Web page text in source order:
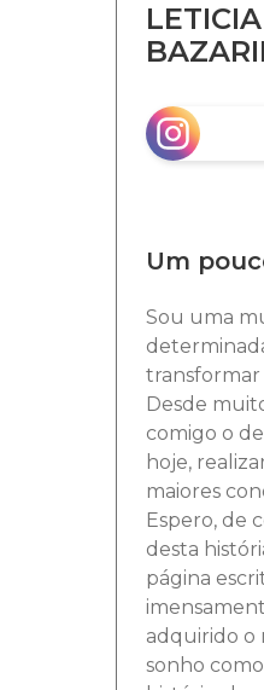
Um
Sou uma
transformar
Desde
comigo o
hoje,
maiores
Espero, de
desta
página
adquirido o
sonho